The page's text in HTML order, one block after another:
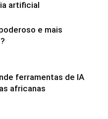
artificial
e mais
ferramentas de IA
africanas